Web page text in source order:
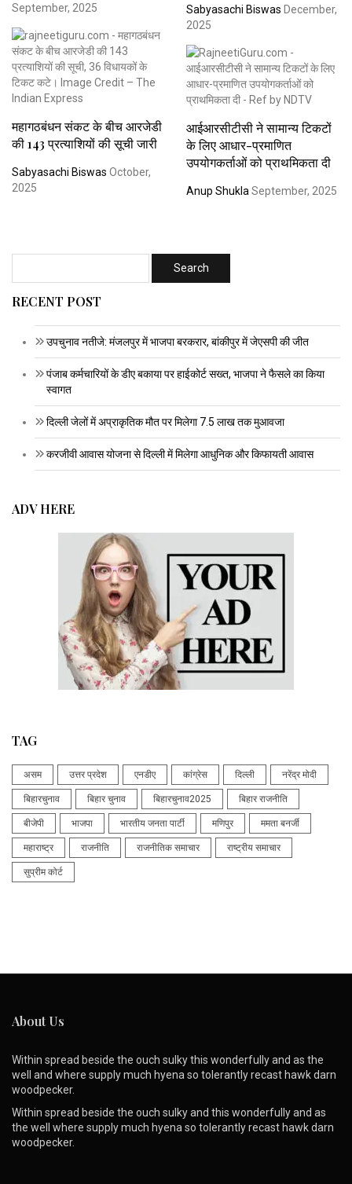
September, 2025
Sabyasachi Biswas December,
2025
महागठबंधन संकट के बीच आरजेडी
की 143 प्रत्याशियों की सूची जारी
Sabyasachi Biswas October,
2025
आईआरसीटीसी ने सामान्य टिकटों
के लिए आधार-प्रमाणित
उपयोगकर्ताओं को प्राथमिकता दी
Anup ShuklaSeptember, 2025
RECENT POST
उपचुनाव नतीजे: मंजलपुर में भाजपा बरकरार, बांकीपुर में जेएसपी की जीत
पंजाब कर्मचारियों के डीए बकाया पर हाईकोर्ट सख्त, भाजपा ने फैसले का किया
स्वागत
दिल्ली जेलों में अप्राकृतिक मौत पर मिलेगा 7.5 लाख तक मुआवजा
करजीवी आवास योजना से दिल्ली में मिलेगा आधुनिक और किफायती आवास
ADV HERE
TAG
असम उत्तर प्रदेश एनडीए कांग्रेस दिल्ली नरेंद्र मोदी
बिहारचुनाव बिहार चुनाव बिहारचुनाव2025 बिहार राजनीति
बीजेपी भाजपा भारतीय जनता पार्टी मणिपुर ममता बनर्जी
महाराष्ट्र राजनीति राजनीतिक समाचार राष्ट्रीय समाचार
सुप्रीम कोर्ट
About Us
Within spread beside the ouch sulky this wonderfully and as the
well and where supply much hyena so tolerantly recast hawk darn
woodpecker.
Within spread beside the ouch sulky and this wonderfully and as
the well where supply much hyena so tolerantly recast hawk darn
woodpecker.